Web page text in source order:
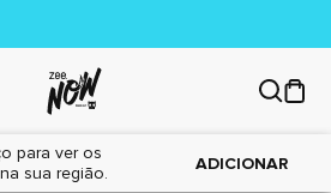
para ver os
sua região.
ADICIONAR